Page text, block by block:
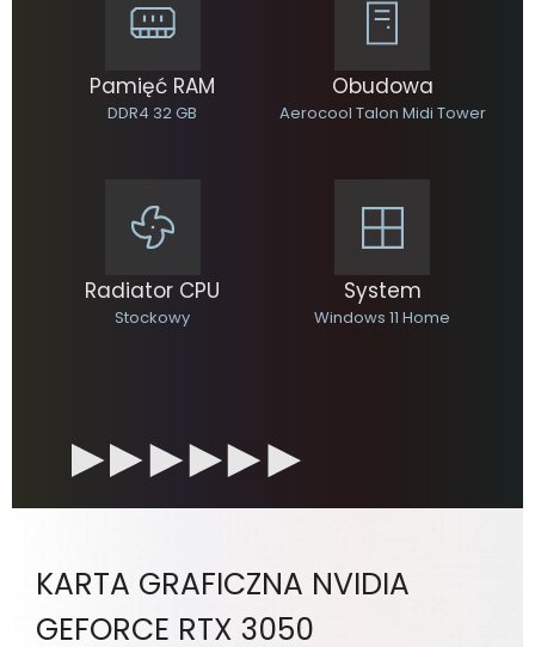
Pamięć RAM
DDR4 32 GB
Obudowa
Aerocool Talon Midi Tower
Radiator CPU
Stockowy
System
Windows 11 Home
KARTA GRAFICZNA NVIDIA
GEFORCE RTX 3050